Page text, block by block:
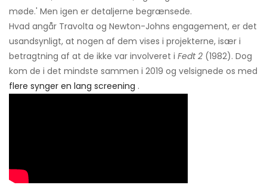
møde.' Men igen er detaljerne begrænsede.
Hvad angår Travolta og Newton-Johns engagement, er det
usandsynligt, at nogen af ​​dem vises i projekterne, især i
betragtning af at de ikke var involveret i Fedt 2 (1982). Dog
kom de i det mindste sammen i 2019 og velsignede os med
flere synger en lang screening .